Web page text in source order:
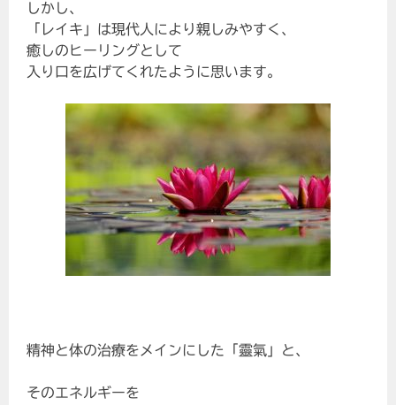
しかし、
「レイキ」は現代人により親しみやすく、
癒しのヒーリングとして
入り口を広げてくれたように思います。
精神と体の治療をメインにした「靈氣」と、
そのエネルギーを